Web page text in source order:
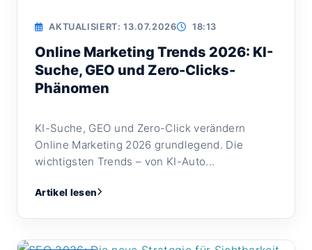
AKTUALISIERT: 13.07.2026 18:13
Online Marketing Trends 2026: KI-
Suche, GEO und Zero-Clicks-
Phänomen
KI-Suche, GEO und Zero-Click verändern
Online Marketing 2026 grundlegend. Die
wichtigsten Trends – von KI-Auto...
Artikel lesen